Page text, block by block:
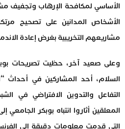
الأساسي لمكافحة الإرهاب وتجفيف
الأشخاص المدانين على تصحيح
مشاريعهم التخريبية بغرض إعادة
وعلى صعيد آخر، حظيت تصريحات
السلام، أحد المشاركين في أحداث
التفاعل والتدوين الافتراضي في
المعلقين أثاروا انتباه بوبكر الجامعي
التي قدمت معلومات دقيقة إلى